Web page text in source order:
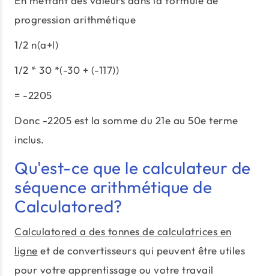
progression arithmétique
1/2 n(a+l)
1/2 * 30 *(-30 + (-117))
= -2205
Donc -2205 est la somme du 21e au 50e terme
inclus.
Qu'est-ce que le calculateur de
séquence arithmétique de
Calculatored?
Calculatored a des tonnes de calculatrices en
ligne et de convertisseurs qui peuvent être utiles
pour votre apprentissage ou votre travail